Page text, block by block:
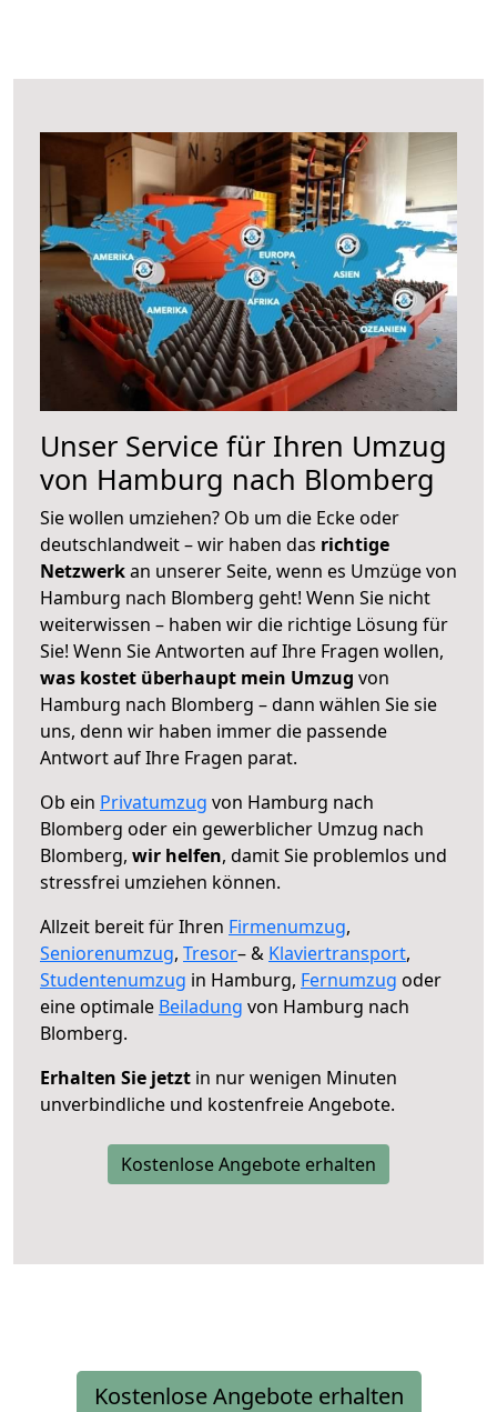
Unser Service für Ihren Umzug
von Hamburg nach Blomberg
Sie wollen umziehen? Ob um die Ecke oder
deutschlandweit – wir haben das richtige
Netzwerkan unserer Seite, wenn es Umzüge von
Hamburg nach Blomberg geht! Wenn Sie nicht
weiterwissen – haben wir die richtige Lösung für
Sie! Wenn Sie Antworten auf Ihre Fragen wollen,
was kostet überhaupt mein Umzug von
Hamburg nach Blomberg – dann wählen Sie sie
uns, denn wir haben immer die passende
Antwort auf Ihre Fragen parat.
Ob ein Privatumzug von Hamburg nach
Blomberg oder ein gewerblicher Umzug nach
Blomberg, wir helfen, damit Sie problemlos und
stressfrei umziehen können.
Allzeit bereit für Ihren Firmenumzug,
Seniorenumzug, Tresor– & Klaviertransport,
Studentenumzug in Hamburg, Fernumzug oder
eine optimale Beiladung von Hamburg nach
Blomberg.
Erhalten Sie jetzt in nur wenigen Minuten
unverbindliche und kostenfreie Angebote.
Kostenlose Angebote erhalten
Kostenlose Angebote erhalten